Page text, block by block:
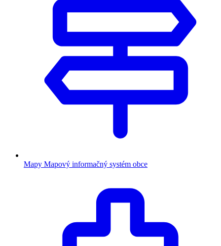
Mapy Mapový informačný systém obce